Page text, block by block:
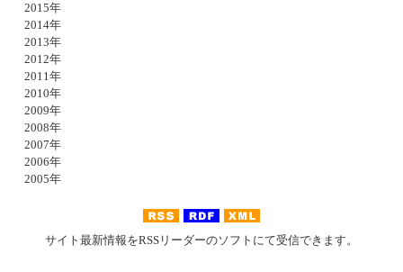
2015年
2014年
2013年
2012年
2011年
2010年
2009年
2008年
2007年
2006年
2005年
サイト最新情報をRSSリーダーのソフトにて受信できます。